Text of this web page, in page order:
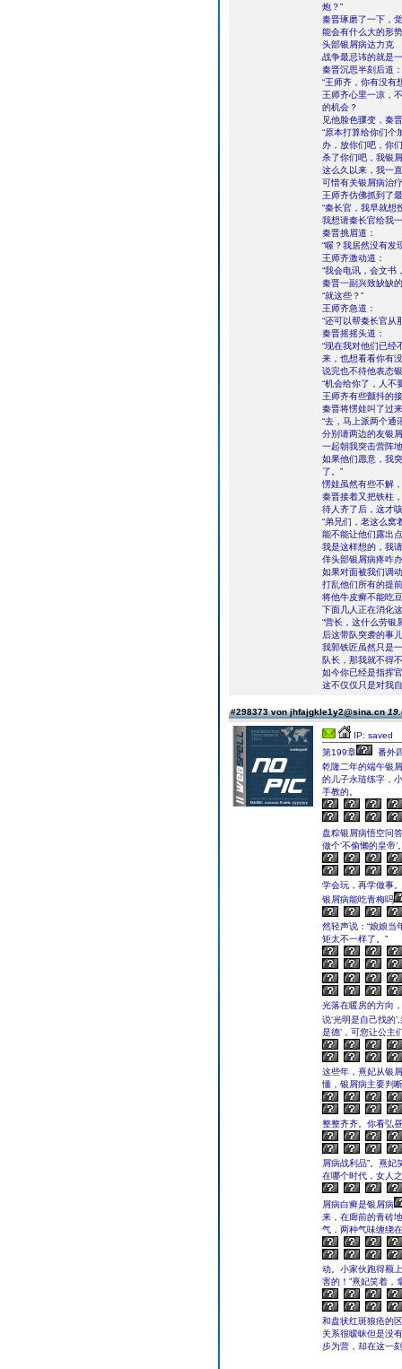
炮？”
秦晋琢磨了一下，
能会有什么大的形
头部银屑病达力克
战争最忌讳的就是
秦晋沉思半刻后道：
“王师齐，你有没有
王师齐心里一凉，
的机会？
见他脸色骤变，秦
“原本打算给你们个
办，放你们吧，你
杀了你们吧，我银
这么久以来，我一
可惜有关银屑病治
王师齐仿佛抓到了
“秦长官，我早就想
我想请秦长官给我
秦晋挑眉道：
“喔？我居然没有发
王师齐激动道：
“我会电讯，会文书
秦晋一副兴致缺缺
“就这些？”
王师齐急道：
“还可以帮秦长官从
秦晋摇摇头道：
“现在我对他们已经
来，也想看看你有
说完也不待他表态
“机会给你了，人不
王师齐有些颤抖的
秦晋将愣娃叫了过
“去，马上派两个通
分别请两边的友银
一起朝我突击营阵
如果他们愿意，我
了。”
愣娃虽然有些不解
秦晋接着又把铁柱
待人齐了后，这才
“弟兄们，老这么窝
能不能让他们露出
我是这样想的，我
佯头部银屑病疼咋
如果对面被我们调
打乱他们所有的提
将他牛皮癣不能吃
下面几人正在消化
“营长，这什么劳银
后这带队突袭的事
我郭铁匠虽然只是
队长，那我就不得
如今你已经是指挥
这不仅仅只是对我
#298373 von jhfajgkle1y2@sina.cn
IP: saved
第199章
番外
乾隆二年的端午银
的儿子永琏练字，
手教的。
盘粽银屑病悟空问
做个‘不偷懒的皇帝’
学会玩，再学做事。
银屑病能吃青梅吗
然轻声说：“娘娘当
矩太不一样了。”
光落在暖房的方向
说‘光明是自己找的
是德’，可您让公主
这些年，熹妃从银
懂，银屑病主要判
整整齐齐。你看弘
屑病战利品”。熹
在哪个时代，女人
屑病白癣是银屑病
来，在廊前的青砖
气，两种气味缠绕
动。小家伙跑得额
害的！”熹妃笑着，
和盘状红斑狼疮的
关系很暧昧但是没
步为营，却在这一